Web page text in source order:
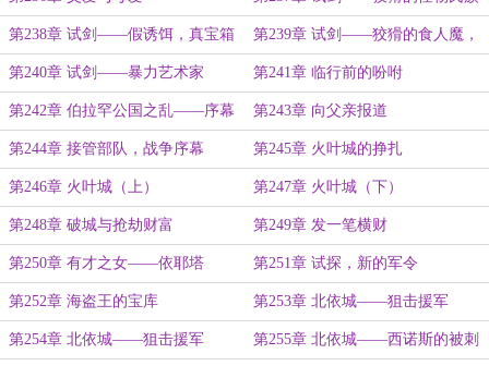
第238章 试剑——假诱饵，真宝箱 第239章 试剑——狡猾的食人魔，
上钩的鱼儿
第240章 试剑——暴力艺术家 第241章 临行前的吩咐
第242章 伯拉罕公国之乱——序幕 第243章 向父亲报道
第244章 接管部队，战争序幕 第245章 火叶城的挣扎
第246章 火叶城（上） 第247章 火叶城（下）
第248章 破城与抢劫财富 第249章 发一笔横财
第250章 有才之女——依耶塔 第251章 试探，新的军令
第252章 海盗王的宝库 第253章 北依城——狙击援军
（上）
第254章 北依城——狙击援军 第255章 北依城——西诺斯的被刺